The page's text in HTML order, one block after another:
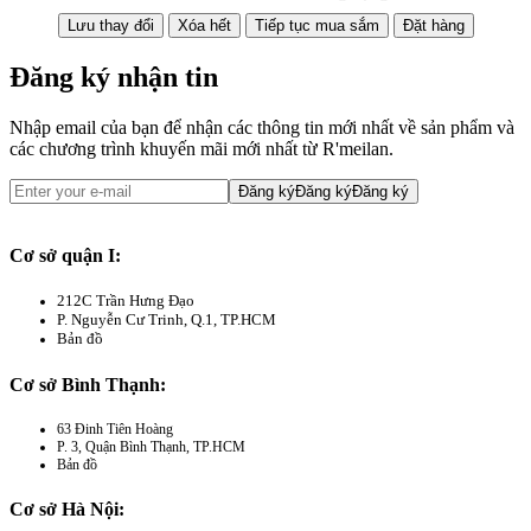
Đăng ký nhận tin
Nhập email của bạn để nhận các thông tin mới nhất về sản phẩm và
các chương trình khuyến mãi mới nhất từ R'meilan.
Đăng kýĐăng kýĐăng ký
Cơ sở quận I:
212C Trần Hưng Đạo
P. Nguyễn Cư Trinh, Q.1, TP.HCM
Bản đồ
Cơ sở Bình Thạnh:
63 Đinh Tiên Hoàng
P. 3, Quận Bình Thạnh, TP.HCM
Bản đồ
Cơ sở Hà Nội: